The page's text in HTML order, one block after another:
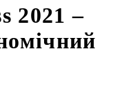
2021 –